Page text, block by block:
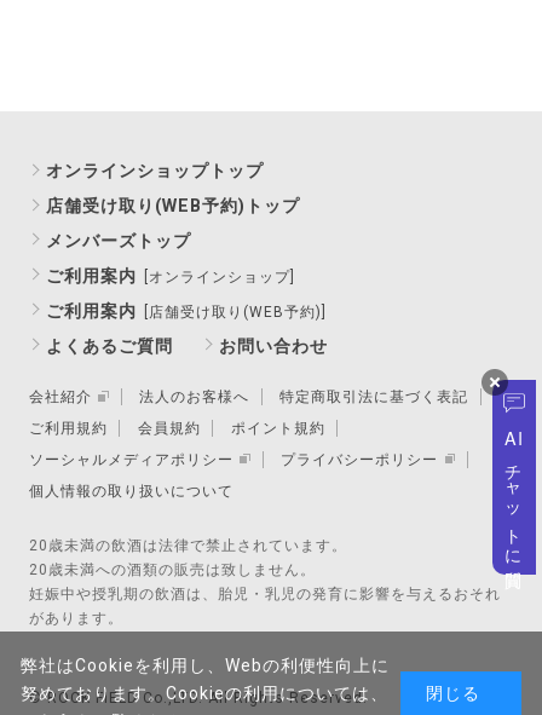
オンラインショップトップ
店舗受け取り(WEB予約)トップ
メンバーズトップ
ご利用案内
[オンラインショップ]
ご利用案内 [店舗受け取り(WEB予約)]
よくあるご質問 お問い合わせ
会社紹介 法人のお客様へ
特定商取引法に基づく表記
ご利用規約
会員規約
ポイント規約
ソーシャルメディアポリシー
プライバシーポリシー
個人情報の取り扱いについて
20歳未満の飲酒は法律で禁止されています。
20歳未満への酒類の販売は致しません。
妊娠中や授乳期の飲酒は、胎児・乳児の発育に影響を与えるおそれ
があります。
© ROCK FIELD Co.,LTD. All Rights Reserved.
AI
チャットに質問
弊社はCookieを利用し、Webの利便性向上に
努めております。Cookieの利用については、
閉じる